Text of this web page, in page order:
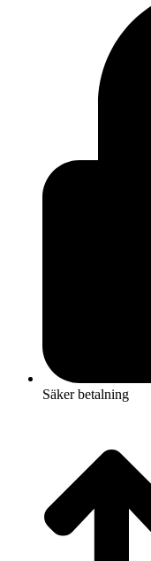
Säker betalning